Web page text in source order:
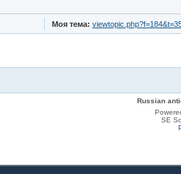
Моя тема:
Russian
SE